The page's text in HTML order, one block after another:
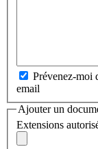
Prévenez-moi
email
Ajouter un
Extensions